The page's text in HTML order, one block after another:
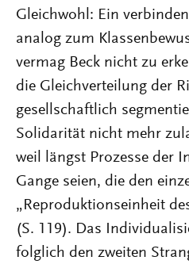
Gleichwohl: Ein
analog zum
vermag Beck nicht zu
die Gleichverteilung der
gesellschaftlich
Solidarität nicht mehr
weil längst Prozesse der
Gange seien, die den
„Reproduktionseinheit
(S. 119). Das
folglich den zweiten